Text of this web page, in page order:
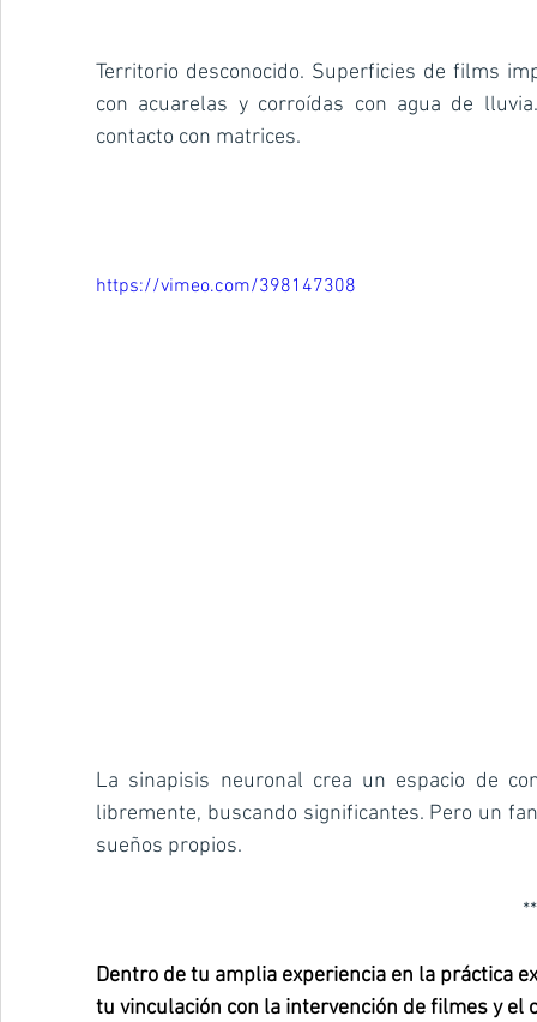
Territorio desconocido. Superficies de films
con acuarelas y corroídas con agua de
contacto con matrices.
https://vimeo.com/398147308
La sinapisis neuronal crea un espacio de
libremente, buscando significantes. Pero un
sueños propios.
Dentro de tu amplia experiencia en la práctica
tu vinculación con la intervención de filmes y el